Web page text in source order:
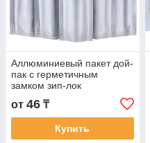
Аллюминиевый пакет дой-
пак с герметичным
замком зип-лок
от 46 ₸
Купить